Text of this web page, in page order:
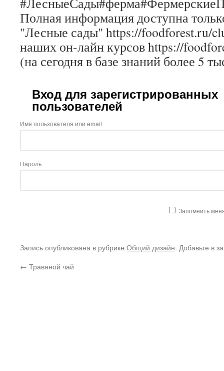
Полная информация доступна
"Лесные сады" https://foodforest.ru/
наших он-лайн курсов https://
(на сегодня в базе знаний более 5
Вход для зарегистрированных
пользователей
Имя пользователя или email
Пароль
Запомнить
Запись опубликована в рубрике Общий дизайн. Добавьте в
← Травяной чай